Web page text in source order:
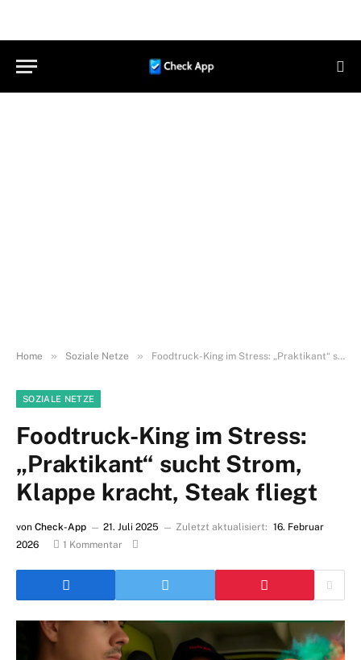
Home » Soziale Netze » Foodtruck-King im Stress: „Praktikant“ sucht Strom, Klappe kracht, Steak fliegt
SOZIALE NETZE
Foodtruck-King im Stress:
„Praktikant“ sucht Strom,
Klappe kracht, Steak fliegt
von Check-App 21. Juli 2025 Zuletzt aktualisiert: 16. Februar
2026
1 Kommentar